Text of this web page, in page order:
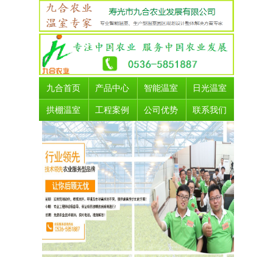
九合首页 产品中心 智能温室 日光温室
拱棚温室 工程案例 公司优势 联系我们